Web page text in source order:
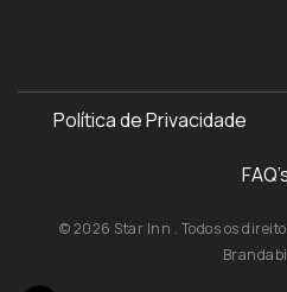
Política de Privacidade
© 2026 Star Inn . Todos os